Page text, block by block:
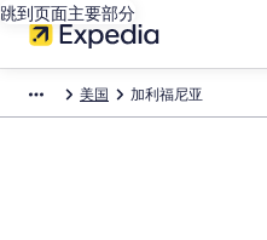
跳到页面主要部分
美国 加利福尼亚